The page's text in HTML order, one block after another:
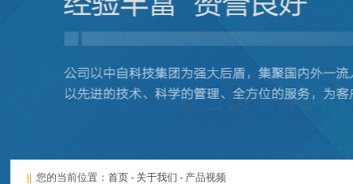
|| 您的当前位置： 首页- 关于我们 - 产品视频